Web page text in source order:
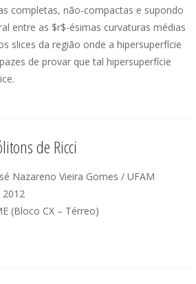
completas, não-compactas e supondo
entre as $r$-ésimas curvaturas médias
slices da região onde a hipersuperfície
de provar que tal hipersuperfície
de Ricci
Nazareno Vieira Gomes / UFAM
2012
(Bloco CX – Térreo)